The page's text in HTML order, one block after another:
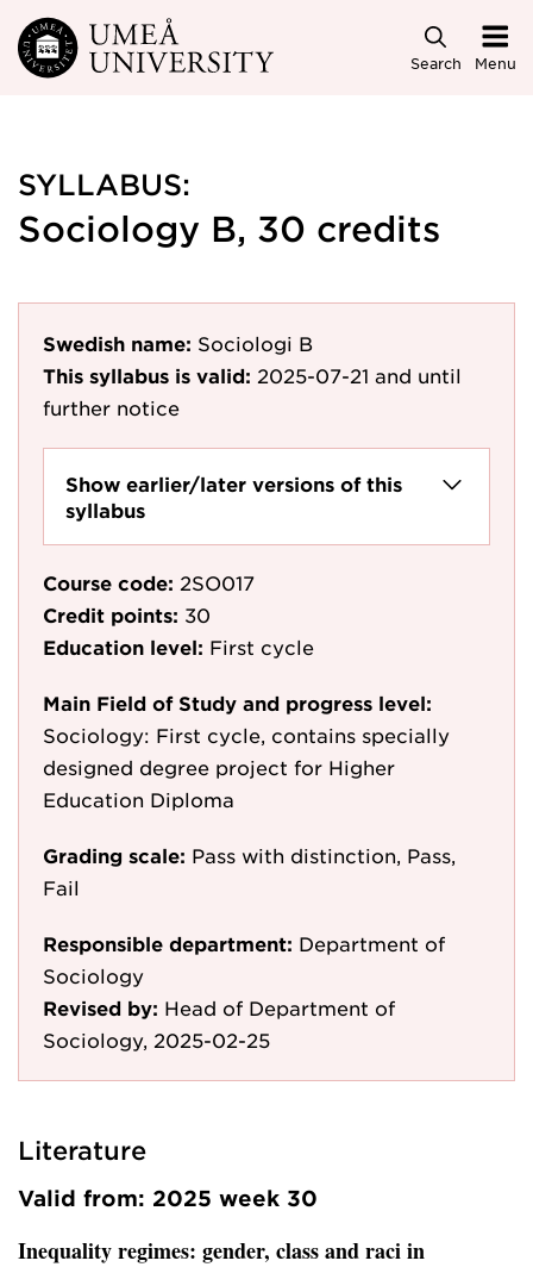
Skip to main content
Search Menu
SYLLABUS:
Sociology B, 30 credits
Swedish name: Sociologi B
This syllabus is valid: 2025-07-21 and until
further notice
Show earlier/later versions of this
syllabus
Course code: 2SO017
Credit points: 30
Education level: First cycle
Main Field of Study and progress level:
Sociology: First cycle, contains specially
designed degree project for Higher
Education Diploma
Grading scale: Pass with distinction, Pass,
Fail
Responsible department: Department of
Sociology
Revised by: Head of Department of
Sociology, 2025-02-25
Literature
Valid from: 2025 week 30
Inequality regimes: gender, class and raci in